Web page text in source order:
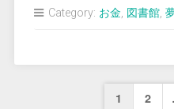
占
図
館
Category: お金, 図書館,
投
1 2